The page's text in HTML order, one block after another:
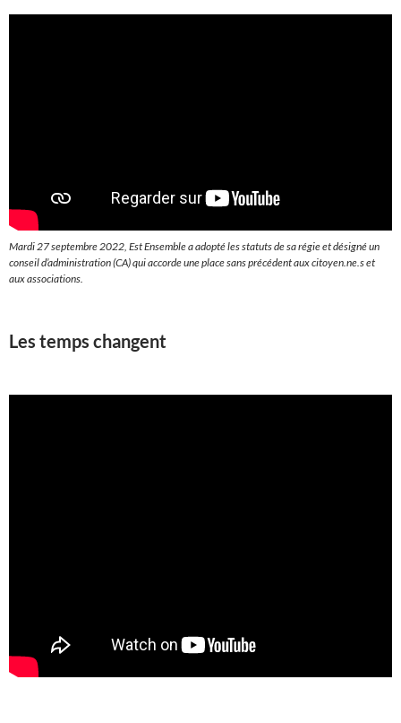
Mardi 27 septembre 2022, Est Ensemble a adopté les statuts de sa régie et désigné un
conseil d’administration (CA) qui accorde une place sans précédent aux citoyen.ne.s et
aux associations.
Les temps changent